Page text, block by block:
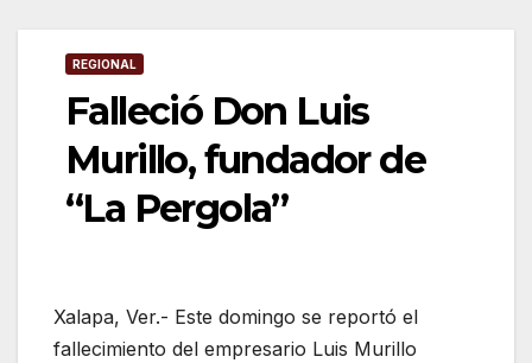
REGIONAL
Falleció Don Luis
Murillo, fundador de
“La Pergola”
Xalapa, Ver.- Este domingo se reportó el
fallecimiento del empresario Luis Murillo